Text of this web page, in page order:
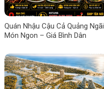
Quán Nhậu Cậu Cả Quảng Ngãi |
Món Ngon – Giá Bình Dân